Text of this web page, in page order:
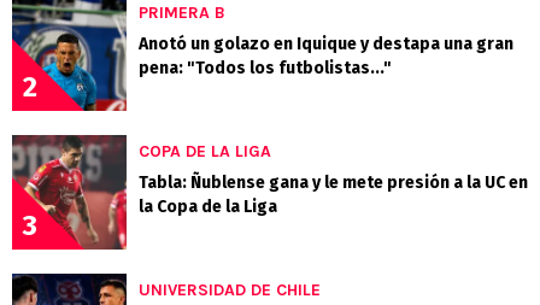
2
PRIMERA B
Anotó un golazo en Iquique y destapa una gran
pena: "Todos los futbolistas..."
3
COPA DE LA LIGA
Tabla: Ñublense gana y le mete presión a la UC en
la Copa de la Liga
UNIVERSIDAD DE CHILE